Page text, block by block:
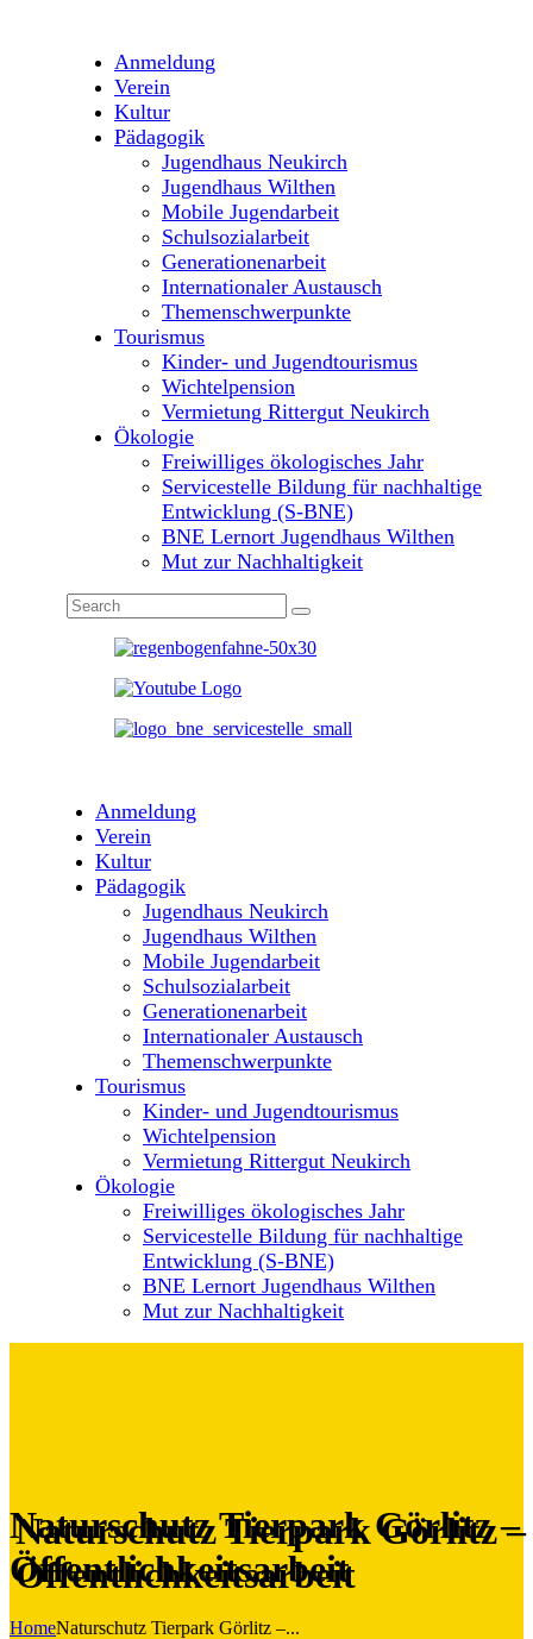
Anmeldung
Verein
Kultur
Pädagogik
Jugendhaus Neukirch
Jugendhaus Wilthen
Mobile Jugendarbeit
Schulsozialarbeit
Generationenarbeit
Internationaler Austausch
Themenschwerpunkte
Tourismus
Kinder- und Jugendtourismus
Wichtelpension
Vermietung Rittergut Neukirch
Ökologie
Freiwilliges ökologisches Jahr
Servicestelle Bildung für nachhaltige
Entwicklung (S-BNE)
BNE Lernort Jugendhaus Wilthen
Mut zur Nachhaltigkeit
Anmeldung
Verein
Kultur
Pädagogik
Jugendhaus Neukirch
Jugendhaus Wilthen
Mobile Jugendarbeit
Schulsozialarbeit
Generationenarbeit
Internationaler Austausch
Themenschwerpunkte
Tourismus
Kinder- und Jugendtourismus
Wichtelpension
Vermietung Rittergut Neukirch
Ökologie
Freiwilliges ökologisches Jahr
Servicestelle Bildung für nachhaltige
Entwicklung (S-BNE)
BNE Lernort Jugendhaus Wilthen
Mut zur Nachhaltigkeit
Naturschutz Tierpark Görlitz –
Öffentlichkeitsarbeit
HomeNaturschutz Tierpark Görlitz –...